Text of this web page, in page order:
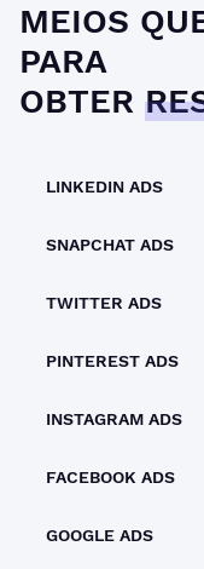
MEIOS
PARA
OBTER
LINKEDIN ADS
SNAPCHAT ADS
TWITTER ADS
PINTEREST ADS
INSTAGRAM ADS
FACEBOOK ADS
GOOGLE ADS